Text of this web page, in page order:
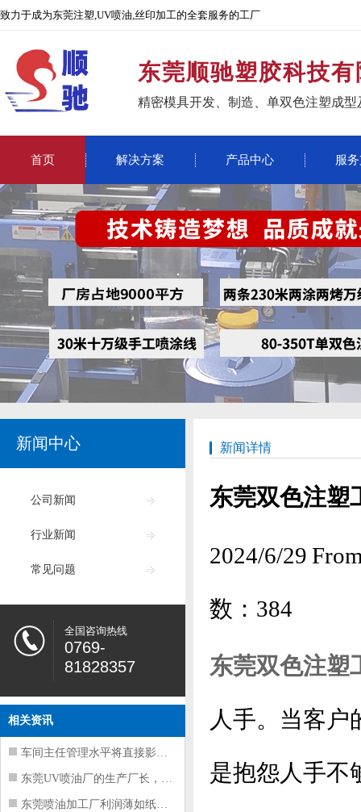
致力于成为东莞注塑,UV喷油,丝印加工的全套服务的工厂
东莞顺驰塑胶科技
精密模具开发、制造、单双色注塑成
首页 解决方案 产品中心 服
新闻中心
公司新闻
行业新闻
常见问题
全国咨询热线
0769-
81828357
相关资讯
车间主任管理水平将直接影响东莞注塑件
东莞UV喷油厂的生产厂长，到底在给工
东莞喷油加工厂利润薄如纸？这四项基本
新闻详情
东莞双色注塑
2024/6/29
数： 384
东莞双色注塑
人手。当客
是抱怨人手不